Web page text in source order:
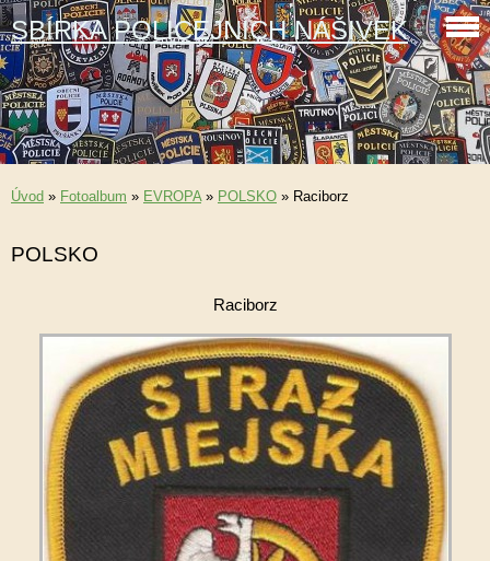
SBÍRKA POLICEJNÍCH NÁŠIVEK
Úvod » Fotoalbum » EVROPA» POLSKO » Raciborz
POLSKO
Raciborz